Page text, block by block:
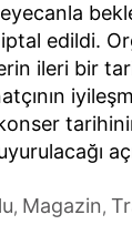
edildi.
ileri bir
, Magazin,